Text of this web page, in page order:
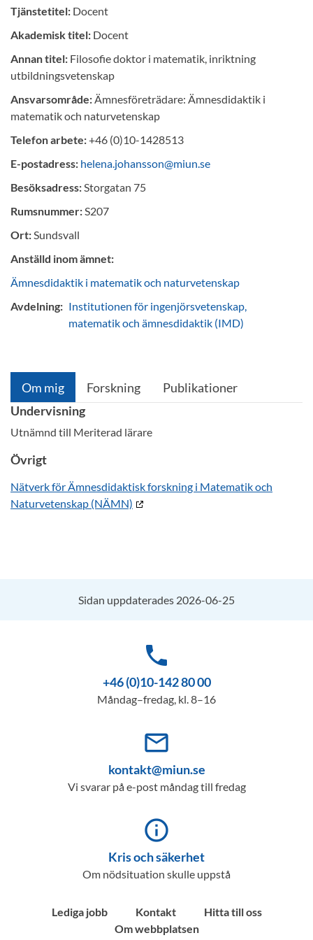
Tjänstetitel: Docent
Akademisk titel: Docent
Annan titel: Filosofie doktor i matematik, inriktning
utbildningsvetenskap
Ansvarsområde:Ämnesföreträdare: Ämnesdidaktik i
matematik och naturvetenskap
Telefon arbete:+46 (0)10-1428513
E-postadress: helena.johansson@miun.se
Besöksadress:Storgatan 75
Rumsnummer:S207
Ort:Sundsvall
Anställd inom ämnet:
Ämnesdidaktik i matematik och naturvetenskap
Avdelning: Institutionen för ingenjörsvetenskap,
matematik och ämnesdidaktik (IMD)
Om mig Forskning
Publikationer
Undervisning
Utnämnd till Meriterad lärare
Övrigt
Nätverk för Ämnesdidaktisk forskning i Matematik och
Naturvetenskap (NÄMN)
Sidan uppdaterades 2026-06-25
phone
+46 (0)10-142 80 00
Måndag–fredag, kl. 8–16
mail_outline
kontakt@miun.se
Vi svarar på e-post måndag till fredag
info_outline
Kris och säkerhet
Om nödsituation skulle uppstå
Lediga jobb Kontakt
Hitta till oss
Om webbplatsen